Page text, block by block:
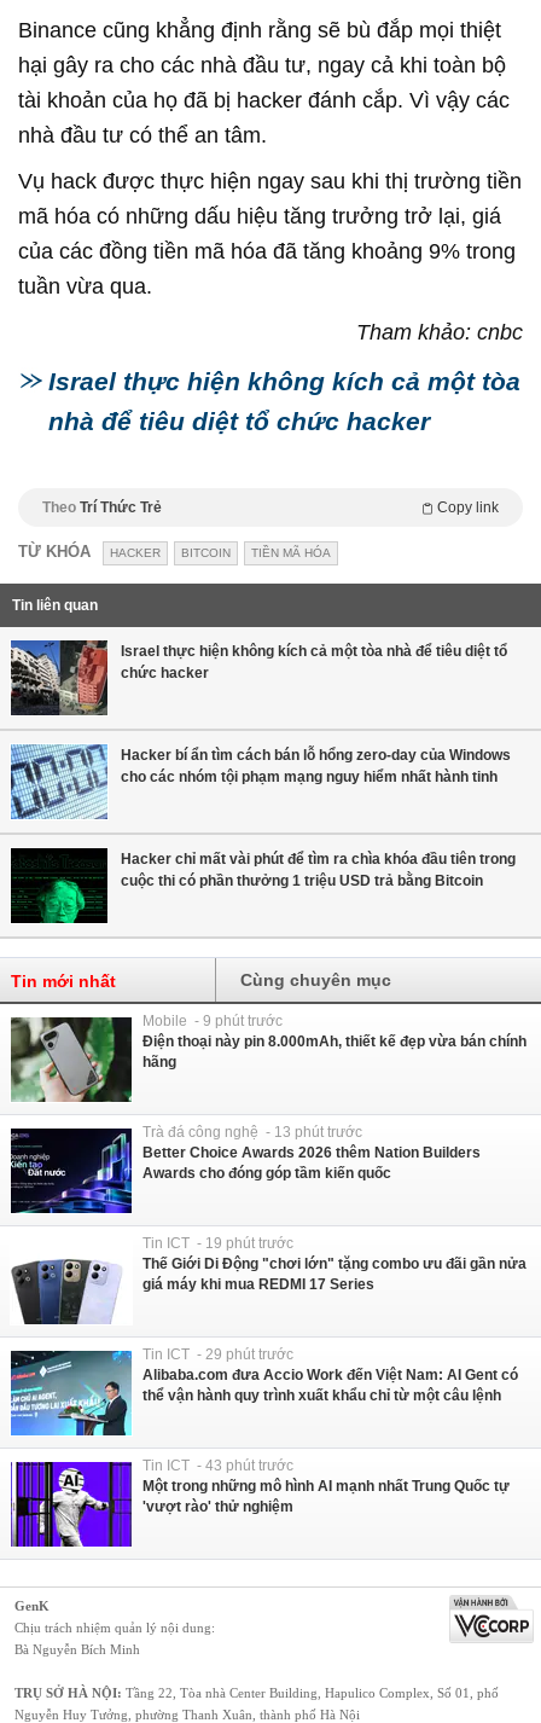
Binance cũng khẳng định rằng sẽ bù đắp mọi thiệt
hại gây ra cho các nhà đầu tư, ngay cả khi toàn bộ
tài khoản của họ đã bị hacker đánh cắp. Vì vậy các
nhà đầu tư có thể an tâm.
Vụ hack được thực hiện ngay sau khi thị trường tiền
mã hóa có những dấu hiệu tăng trưởng trở lại, giá
của các đồng tiền mã hóa đã tăng khoảng 9% trong
tuần vừa qua.
Tham khảo: cnbc
Israel thực hiện không kích cả một tòa
nhà để tiêu diệt tổ chức hacker
Theo Trí Thức Trẻ Copy link
TỪ KHÓA HACKER BITCOIN TIỀN MÃ HÓA
Tin liên quan
Israel thực hiện không kích cả một tòa nhà để tiêu diệt tổ
chức hacker
Hacker bí ẩn tìm cách bán lỗ hổng zero-day của Windows
cho các nhóm tội phạm mạng nguy hiểm nhất hành tinh
Hacker chỉ mất vài phút để tìm ra chìa khóa đầu tiên trong
cuộc thi có phần thưởng 1 triệu USD trả bằng Bitcoin
Tin mới nhất Cùng chuyên mục
Mobile - 9 phút trước
Điện thoại này pin 8.000mAh, thiết kế đẹp vừa bán chính
hãng
Trà đá công nghệ - 13 phút trước
Better Choice Awards 2026 thêm Nation Builders
Awards cho đóng góp tầm kiến quốc
Tin ICT - 19 phút trước
Thế Giới Di Động "chơi lớn" tặng combo ưu đãi gần nửa
giá máy khi mua REDMI 17 Series
Tin ICT - 29 phút trước
Alibaba.com đưa Accio Work đến Việt Nam: AI Gent có
thể vận hành quy trình xuất khẩu chỉ từ một câu lệnh
Tin ICT - 43 phút trước
Một trong những mô hình AI mạnh nhất Trung Quốc tự
'vượt rào' thử nghiệm
GenK
Chịu trách nhiệm quản lý nội dung:
Bà Nguyễn Bích Minh
TRỤ SỞ HÀ NỘI: Tầng 22, Tòa nhà Center Building, Hapulico Complex, Số 01, phố
Nguyễn Huy Tưởng, phường Thanh Xuân, thành phố Hà Nội